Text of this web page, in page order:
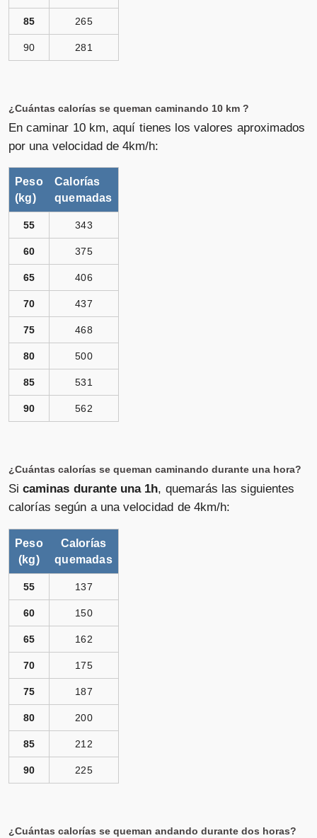
85 265
90 281
¿Cuántas calorías se queman caminando 10 km ?
En caminar 10 km, aquí tienes los valores aproximados
por una velocidad de 4km/h:
Peso
(kg)
Calorías
quemadas
55 343
60 375
65 406
70 437
75 468
80 500
85 531
90 562
¿Cuántas calorías se queman caminando durante una hora?
Sicaminas durante una 1h, quemarás las siguientes
calorías según a una velocidad de 4km/h:
Peso
(kg)
Calorías
quemadas
55 137
60 150
65 162
70 175
75 187
80 200
85 212
90 225
¿Cuántas calorías se queman andando durante dos horas?